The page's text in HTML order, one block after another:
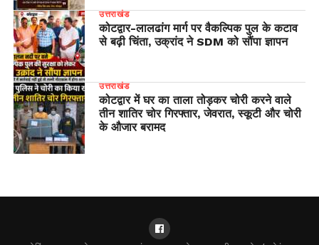
उत्तराखंड
​कोटद्वार-लालढांग मार्ग पर वैकल्पिक पुल के कटाव
से बढ़ी चिंता, उक्रांद ने SDM को सौंपा ज्ञापन
उत्तराखंड
कोटद्वार में घर का ताला तोड़कर चोरी करने वाले
तीन शातिर चोर गिरफ्तार, जेवरात, स्कूटी और चोरी
के औजार बरामद